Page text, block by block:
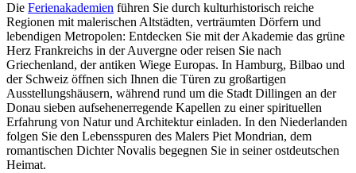
Die Ferienakademien führen Sie durch kulturhistorisch reiche
Regionen mit malerischen Altstädten, verträumten Dörfern und
lebendigen Metropolen: Entdecken Sie mit der Akademie das grüne
Herz Frankreichs in der Auvergne oder reisen Sie nach
Griechenland, der antiken Wiege Europas. In Hamburg, Bilbao und
der Schweiz öffnen sich Ihnen die Türen zu großartigen
Ausstellungshäusern, während rund um die Stadt Dillingen an der
Donau sieben aufsehenerregende Kapellen zu einer spirituellen
Erfahrung von Natur und Architektur einladen. In den Niederlanden
folgen Sie den Lebensspuren des Malers Piet Mondrian, dem
romantischen Dichter Novalis begegnen Sie in seiner ostdeutschen
Heimat.